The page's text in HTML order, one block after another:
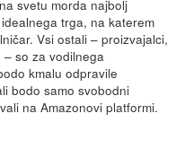
svetu morda najbolj
trga, na katerem
Vsi ostali – proizvajalci,
so za vodilnega
kmalu odpravile
bodo samo svobodni
na Amazonovi platformi.